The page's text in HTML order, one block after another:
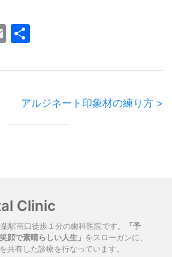
Email
アルジネート印象材の練り方 >
Clinic
駅南口徒歩１分の歯科医院です。
「予
顔で素晴らしい人生」 をスローガンに、
共有した診療を行なっています。